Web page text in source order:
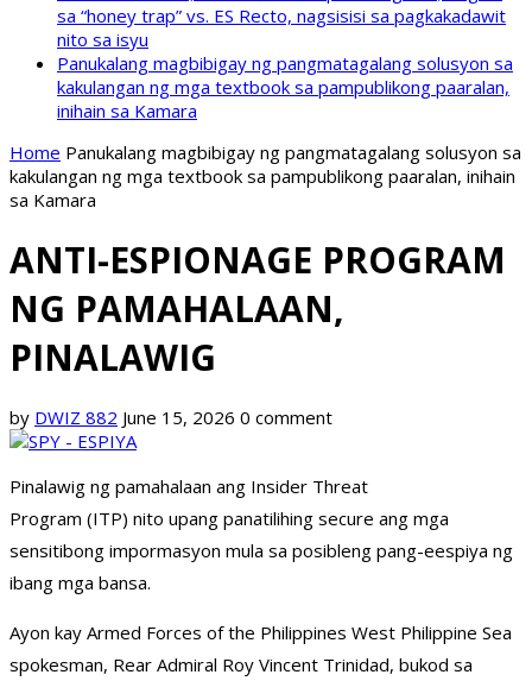
sa “honey trap” vs. ES Recto, nagsisisi sa pagkakadawit
nito sa isyu
Panukalang magbibigay ng pangmatagalang solusyon sa
kakulangan ng mga textbook sa pampublikong paaralan,
inihain sa Kamara
Home Panukalang magbibigay ng pangmatagalang solusyon sa
kakulangan ng mga textbook sa pampublikong paaralan, inihain
sa Kamara
ANTI-ESPIONAGE PROGRAM
NG PAMAHALAAN,
PINALAWIG
by DWIZ 882 June 15, 2026 0 comment
Pinalawig ng pamahalaan ang Insider Threat
Program (ITP) nito upang panatilihing secure ang mga
sensitibong impormasyon mula sa posibleng pang-eespiya ng
ibang mga bansa.
Ayon kay Armed Forces of the Philippines West Philippine Sea
spokesman, Rear Admiral Roy Vincent Trinidad, bukod sa